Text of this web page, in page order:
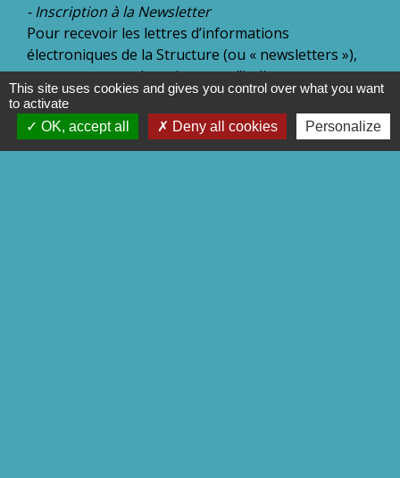
- Inscription à la Newsletter
Pour recevoir les lettres d’informations
électroniques de la Structure (ou « newsletters »),
vous acceptez volontairement d’indiquer votre
adresse email. Si vous souhaitez ne plus recevoir de
messages de la part de la Structure après
inscription, vous pouvez vous désinscrire en
This site uses cookies and gives you control over what you want
to activate
OK, accept all
Deny all cookies Personalize